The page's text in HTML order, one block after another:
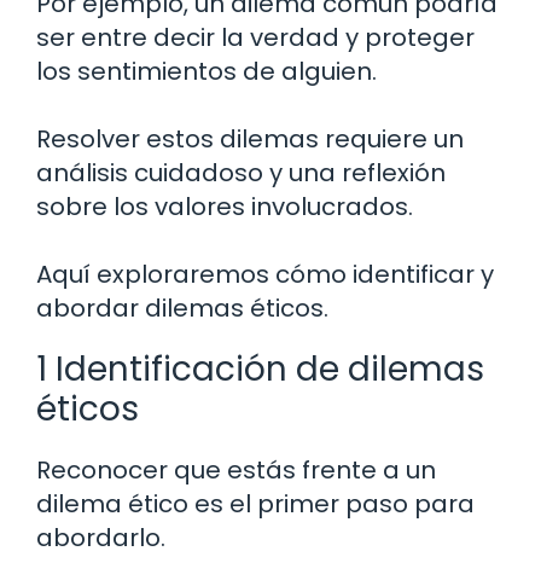
ser entre decir la verdad y proteger
los sentimientos de alguien.
Resolver estos dilemas requiere un
análisis cuidadoso y una reflexión
sobre los valores involucrados.
Aquí exploraremos cómo identificar y
abordar dilemas éticos.
1 Identificación de dilemas
éticos
Reconocer que estás frente a un
dilema ético es el primer paso para
abordarlo.